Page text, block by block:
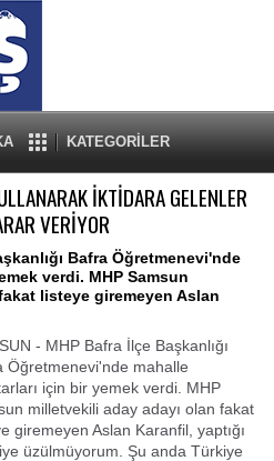
KATEGORİLER
İKTİDARA GELENLER
VERİYOR
Bafra Öğretmenevi'nde
verdi. MHP Samsun
listeye giremeyen Aslan
- MHP Bafra İlçe Başkanlığı
Öğretmenevi'nde mahalle
için bir yemek verdi. MHP
milletvekili aday adayı olan fakat
giremeyen Aslan Karanfil, yaptığı
üzülmüyorum. Şu anda Türkiye